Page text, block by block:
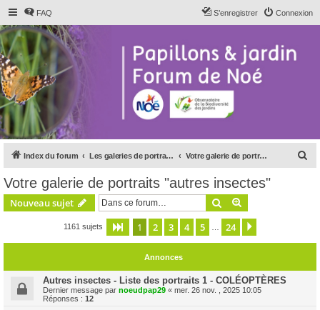
FAQ Connexion
S’enregistrer
Index du forum Les galeries de portraits du forum Votre galerie de portraits "autres insectes"
Votre galerie de portraits "autres insectes"
Nouveau sujet Rechercher
1161 sujets Page 1sur24
1 2 3 4 5 24
Annonces
Autres insectes - Liste des portraits 1 - COLÉOPTÈRES
Dernier message par noeudpap29 « mer. 26 nov. , 2025 10:05
Réponses : 12